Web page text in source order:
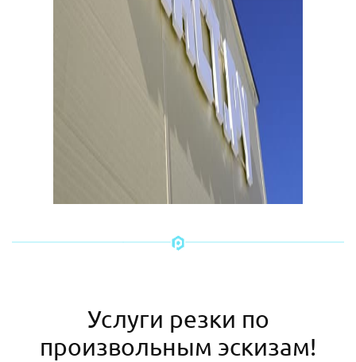
Услуги резки по
произвольным эскизам!